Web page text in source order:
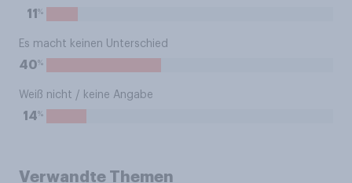
11 %
Es macht keinen Unterschied
40%
Weiß nicht / keine Angabe
14%
Verwandte Themen